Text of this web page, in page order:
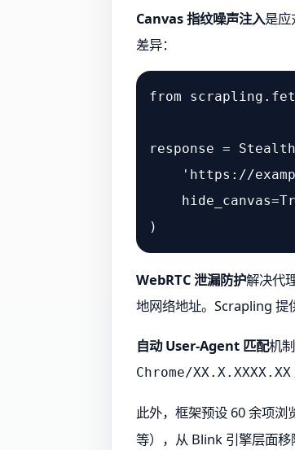
Canvas 指纹噪声注入是应
差异：
from
response =
'https://
    hide_canvas=
WebRTC 泄漏防护解决代
地网络地址。Scrapling 提
自动 User-Agent 匹配机
Chrome/XX.X.XXXX.XX
此外，框架预设 60 余项浏
等），从 Blink 引擎层面移